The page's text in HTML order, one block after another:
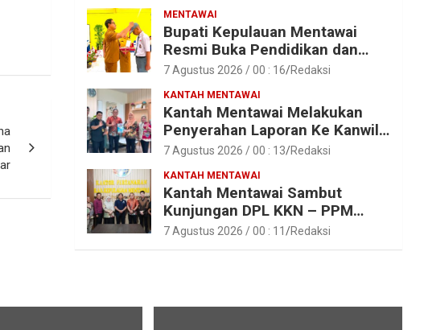
Mentawai
MENTAWAI
Bupati Kepulauan Mentawai
Resmi Buka Pendidikan dan
Pelatihan Calon Paskibraka
7 Agustus 2026 / 00 : 16 Redaksi
KANTAH MENTAWAI
Kantah Mentawai Melakukan
Penyerahan Laporan Ke Kanwil
Kemen ATR/BPN RI Sumbar
7 Agustus 2026 / 00 : 13 Redaksi
KANTAH MENTAWAI
Kantah Mentawai Sambut
Kunjungan DPL KKN – PPM
Unand
7 Agustus 2026 / 00 : 11 Redaksi